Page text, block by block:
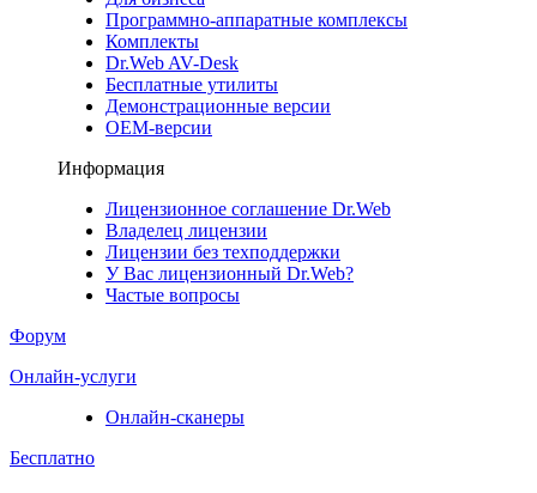
Программно-аппаратные комплексы
Комплекты
Dr.Web AV-Desk
Бесплатные утилиты
Демонстрационные версии
ОЕМ-версии
Информация
Лицензионное соглашение Dr.Web
Владелец лицензии
Лицензии без техподдержки
У Вас лицензионный Dr.Web?
Частые вопросы
Форум
Онлайн-услуги
Онлайн-сканеры
Бесплатно